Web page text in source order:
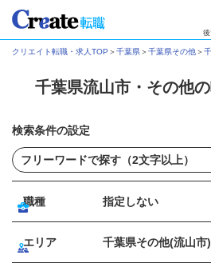
後
クリエイト転職・求人TOP ＞千葉県＞千葉県その他＞
千葉県流山市・その他
検索条件の設定
職種 指定しない
エリア 千葉県その他(流山市)